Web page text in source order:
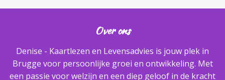
Over ons
Denise - Kaartlezen en Levensadvies is jouw plek in
Brugge voor persoonlijke groei en ontwikkeling. Met
een passie voor welzijn en een diep geloof in de kracht